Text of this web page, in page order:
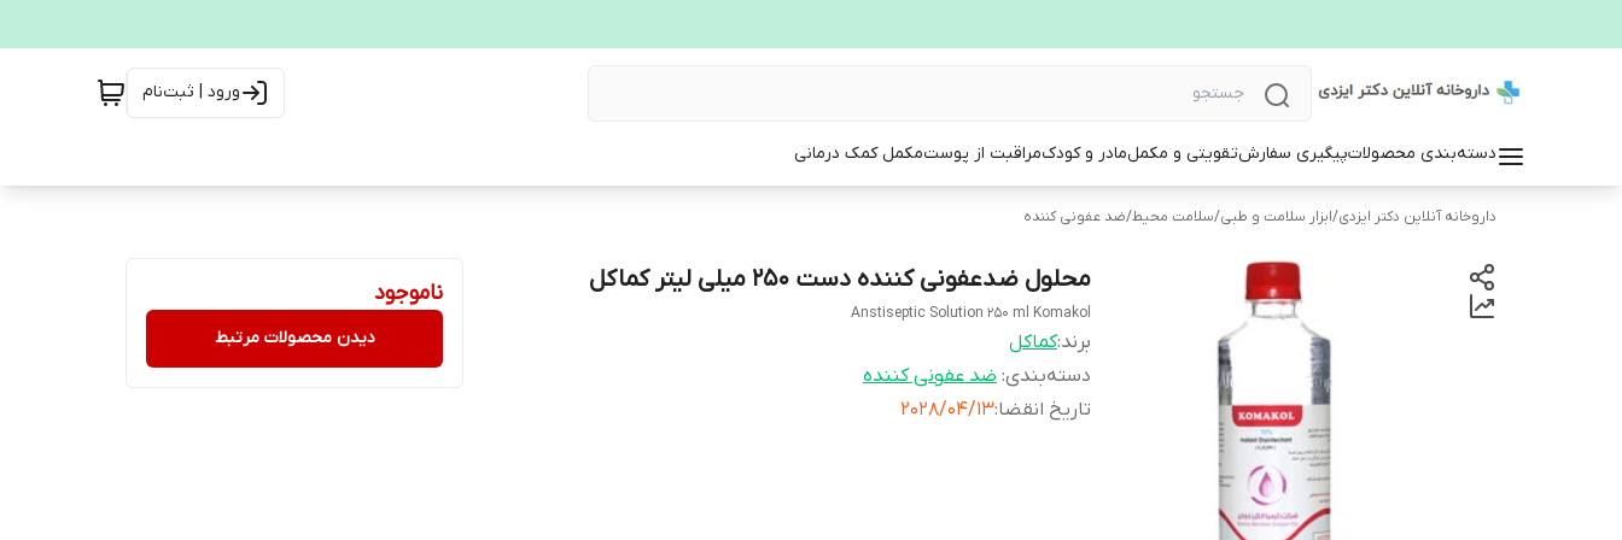
ورود | ثبت‌نام
دسته‌بندی محصولاتپیگیری سفارشتقویتی و مکملمادر و کودکمراقبت از پوستمکمل کمک درمانی
داروخانه آنلاین دکتر ایزدی/ابزار سلامت و طبی/سلامت محیط/ضد عفونی کننده
محلول ضدعفونی کننده دست 250 میلی لیتر کماکل
Anstiseptic Solution 250 ml Komakol
برند:کماکل
دسته‌بندی: ضد عفونی کننده
تاریخ انقضا:
2028/04/13
ناموجود
دیدن محصولات مرتبط